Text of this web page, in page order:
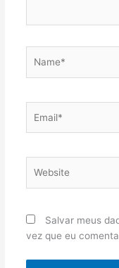
Salvar meus
vez que eu